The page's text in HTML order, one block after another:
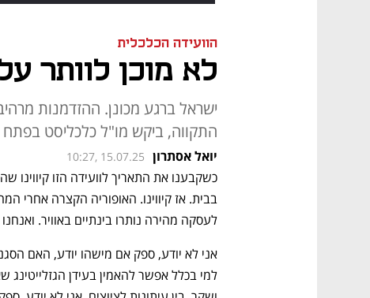
הוועידה הכלכלית
לא מוכן לוותר
ישראל ברגע מכונן. ההזדמנות
התקווה, ביקש מו"ל כלכליסט בפתח
יואל אסתרון 10:27, 15.07.25
לעסקה מהירה נותרו בינתיים באוויר. ואנחנו